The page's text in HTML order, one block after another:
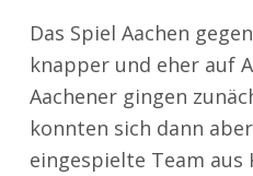
Das Spiel Aachen
knapper und eher auf
Aachener gingen
konnten sich dann
eingespielte Team aus